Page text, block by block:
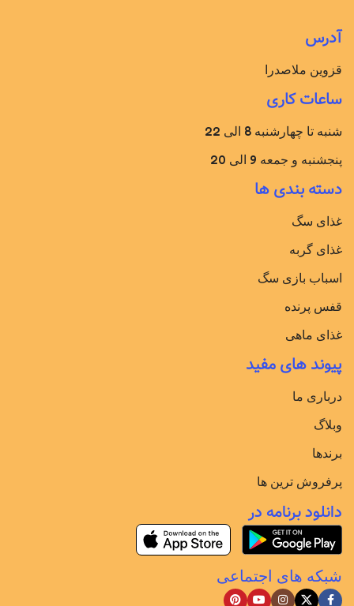
آدرس
قزوین ملاصدرا
ساعات کاری
شنبه تا چهارشنبه 8 الی 22
پنجشنبه و جمعه 9 الی 20
دسته بندی ها
غذای سگ
غذای گربه
اسباب بازی سگ
قفس پرنده
غذای ماهی
پیوند های مفید
درباری ما
وبلاگ
برندها
پرفروش ترین ها
دانلود برنامه در
شبکه های اجتماعی